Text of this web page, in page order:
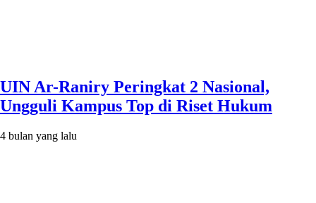
UIN Ar-Raniry Peringkat 2 Nasional,
Ungguli Kampus Top di Riset Hukum
4 bulan yang lalu